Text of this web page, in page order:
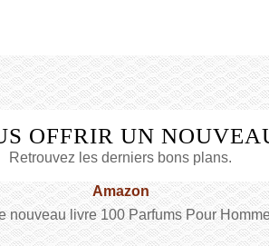
OFFRIR UN
Retrouvez les derniers bons plans.
Amazon
nouveau livre 100 Parfums Pour